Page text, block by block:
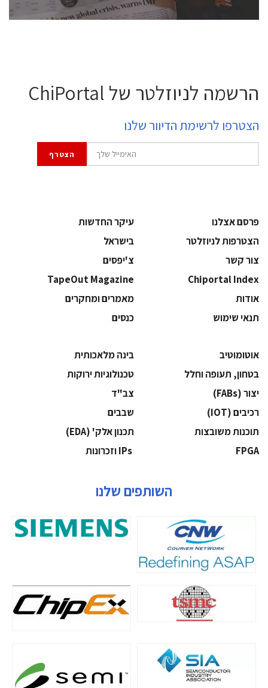
הרשמה לניוזלטר של ChiPortal
הצטרפו לרשימת הדיוור שלנו
פרסם אצלנו
עיקר החדשות
הצטרפות לניוזלטר
בישראל
צור קשר
צ'יפסים
Chiportal Index
TapeOut Magazine
אודות
מאמרים ומחקרים
תנאי שימוש
כנסים
אוטומוטיב
בינה מלאכותית
בטחון, תעופה וחלל
‫טכנולוגיות ירוקות‬
‫יצור (‪(FABs‬‬
‫צב"ד‬
‫רכיבים‬ (IOT)
‫שבבים‬
‫תוכנות משובצות‬
‫תכנון אלק' (‪(EDA‬‬
‫‪FPGA‬‬
השותפים שלנו